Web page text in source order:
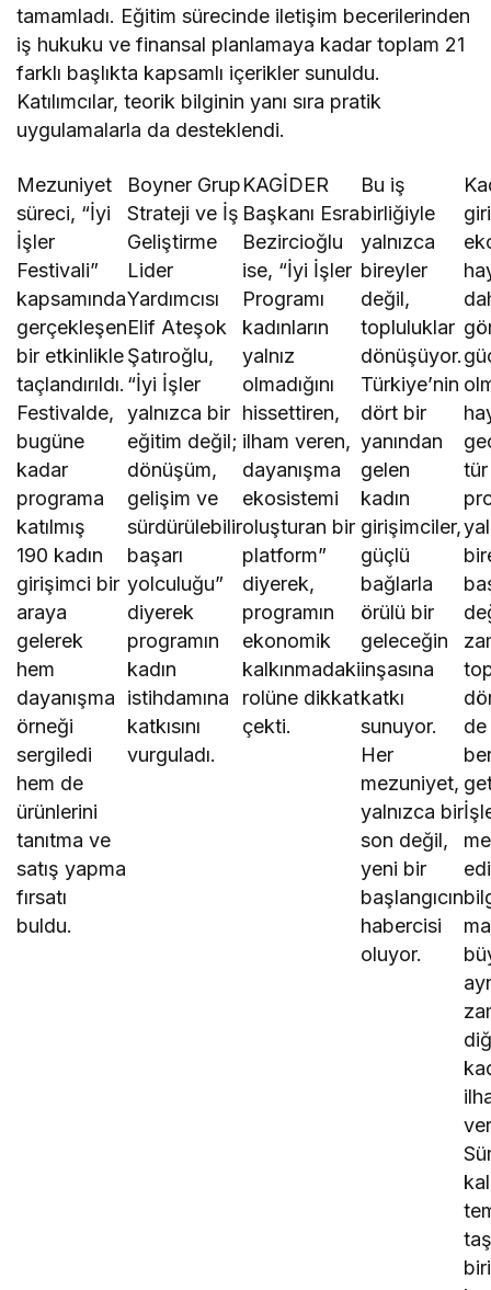
tamamladı. Eğitim sürecinde iletişim becerilerinden
iş hukuku ve finansal planlamaya kadar toplam 21
farklı başlıkta kapsamlı içerikler sunuldu.
Katılımcılar, teorik bilginin yanı sıra pratik
uygulamalarla da desteklendi.
Mezuniyet
süreci, “İyi
İşler
Festivali”
kapsamında
gerçekleşen
bir etkinlikle
taçlandırıldı.
Festivalde,
bugüne
kadar
programa
katılmış
190 kadın
girişimci bir
araya
gelerek
hem
dayanışma
örneği
sergiledi
hem de
ürünlerini
tanıtma ve
satış yapma
fırsatı
buldu.
Boyner Grup
Strateji ve İş
Geliştirme
Lider
Yardımcısı
Elif Ateşok
Şatıroğlu,
“İyi İşler
yalnızca bir
eğitim değil;
dönüşüm,
gelişim ve
sürdürülebilir
başarı
yolculuğu”
diyerek
programın
kadın
istihdamına
katkısını
vurguladı.
KAGİDER
Başkanı Esra
Bezircioğlu
ise, “İyi İşler
Programı
kadınların
yalnız
olmadığını
hissettiren,
ilham veren,
dayanışma
ekosistemi
oluşturan bir
platform”
diyerek,
programın
ekonomik
kalkınmadaki
rolüne dikkat
çekti.
Bu iş
birliğiyle
yalnızca
bireyler
değil,
topluluklar
dönüşüyor.
Türkiye’nin
dört bir
yanından
gelen
kadın
girişimciler,
güçlü
bağlarla
örülü bir
geleceğin
inşasına
katkı
sunuyor.
Her
mezuniyet,
yalnızca bir
son değil,
yeni bir
başlangıcın
habercisi
oluyor.
tür
de